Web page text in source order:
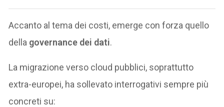
Accanto al tema dei costi, emerge con forza quello
della governance dei dati.
La migrazione verso cloud pubblici, soprattutto
extra-europei, ha sollevato interrogativi sempre più
concreti su: